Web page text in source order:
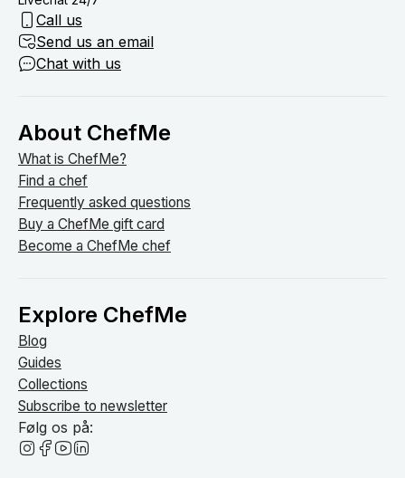
Call us
Send us an email
Chat with us
About ChefMe
What is ChefMe?
Find a chef
Frequently asked questions
Buy a ChefMe gift card
Become a ChefMe chef
Explore ChefMe
Blog
Guides
Collections
Subscribe to newsletter
Følg os på: